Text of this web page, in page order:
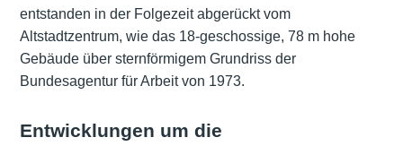
entstanden in der Folgezeit abgerückt vom
Altstadtzentrum, wie das 18-geschossige, 78 m hohe
Gebäude über sternförmigem Grundriss der
Bundesagentur für Arbeit von 1973.
Entwicklungen um die